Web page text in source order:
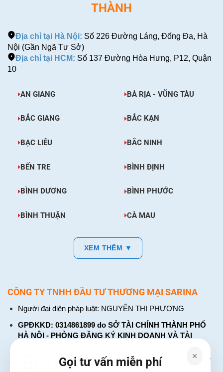
THÀNH
Địa chỉ tại Hà Nội: Số 226 Đường Láng, Đống Đa, Hà
Nội (Gần Ngã Tư Sở)
Địa chỉ tại HCM: Số 137 Đường Hòa Hưng, P12, Quận
10
AN GIANG BÀ RỊA - VŨNG TÀU
BẮC GIANG BẮC KẠN
BẠC LIÊU BẮC NINH
BẾN TRE BÌNH ĐỊNH
BÌNH DƯƠNG BÌNH PHƯỚC
BÌNH THUẬN CÀ MAU
XEM THÊM ▼
CÔNG TY TNHH ĐẦU TƯ THƯƠNG MẠI SARINA
Người đại diện pháp luật: NGUYỄN THỊ PHƯƠNG
GPĐKKD: 0314861899 do SỞ TÀI CHÍNH THÀNH PHỐ
HÀ NỘI - PHÒNG ĐĂNG KÝ KINH DOANH VÀ TÀI
CHÍNH DOANH NGHIỆP cấp. Đăng ký lần đầu: ngày 26
tháng 01 năm 2018. Đăng ký thay đổi lần thứ: 4, ngày 31
tháng 03 năm 2026Gọi tư vấn miễn phí